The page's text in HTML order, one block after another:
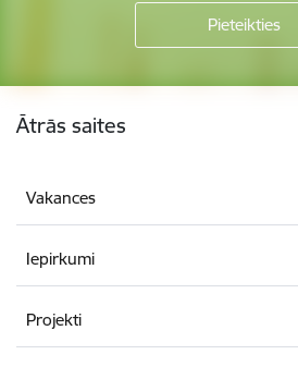
Ātrās saites
Vakances
Iepirkumi
Projekti